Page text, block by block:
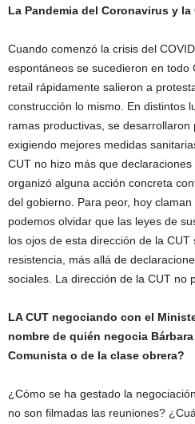
La Pandemia del Coronavirus y la
Cuando comenzó la crisis del
espontáneos se sucedieron en todo
retail rápidamente salieron a
construcción lo mismo. En distintos
ramas productivas, se
exigiendo mejores medidas
CUT no hizo más que
organizó alguna acción concreta
del gobierno. Para peor, hoy
podemos olvidar que las leyes de
los ojos de esta dirección de la
resistencia, más allá de
sociales. La dirección de la CUT no
LA CUT negociando con el
nombre de quién negocia
Comunista o de la clase obrera?
¿Cómo se ha gestado la
no son filmadas las reuniones?